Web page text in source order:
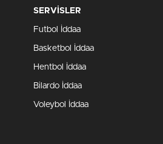
SERVİSLER
Futbol İddaa
Basketbol İddaa
Hentbol İddaa
Bilardo İddaa
Voleybol İddaa